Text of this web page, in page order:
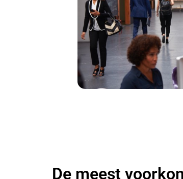
De meest